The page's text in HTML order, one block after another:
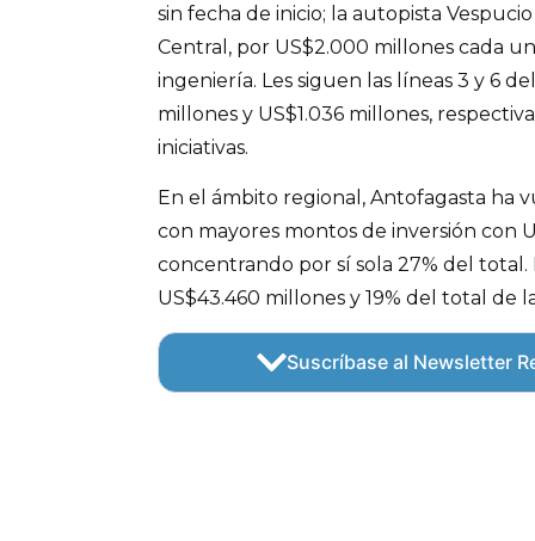
sin fecha de inicio; la autopista
Central, por US$2.000 millones cada
ingeniería. Les siguen las líneas 3 y 6
millones y US$1.036 millones,
iniciativas.
En el ámbito regional, Antofagasta ha
con mayores montos de inversión con
concentrando por sí sola 27% del total.
US$43.460 millones y 19% del total de
Suscríbase al Newsletter